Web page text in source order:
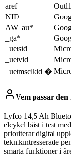
aref
NID
AW_au*
_ga*
_uetsid
_uetvid
_uetmsclkid �
Vem passar den
Lyfco 14,5 Ah
elcykel bäst i test
prioriterar digital
teknikintresserade
smarta funktioner i